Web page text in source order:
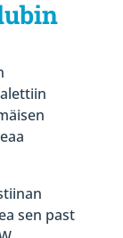
sen past